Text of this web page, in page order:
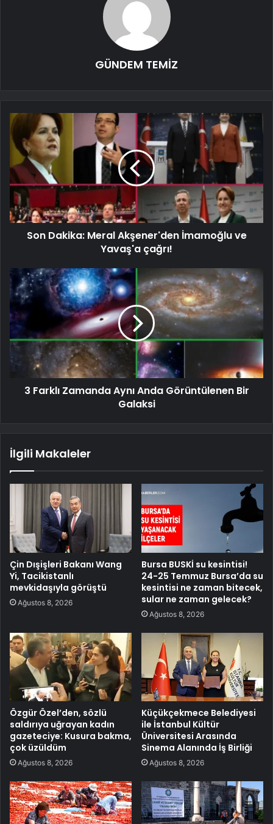
GÜNDEM TEMİZ
Son Dakika: Meral Akşener'den İmamoğlu ve
Yavaş'a çağrı!
3 Farklı Zamanda Aynı Anda Görüntülenen Bir
Galaksi
İlgili Makaleler
Çin Dışişleri Bakanı Wang
Yi, Tacikistanlı
mevkidaşıyla görüştü
Ağustos 8, 2026
Bursa BUSKİ su kesintisi!
24-25 Temmuz Bursa’da su
kesintisi ne zaman bitecek,
sular ne zaman gelecek?
Ağustos 8, 2026
Özgür Özel’den, sözlü
saldırıya uğrayan kadın
gazeteciye: Kusura bakma,
çok üzüldüm
Ağustos 8, 2026
Küçükçekmece Belediyesi
ile İstanbul Kültür
Üniversitesi Arasında
Sinema Alanında İş Birliği
Ağustos 8, 2026